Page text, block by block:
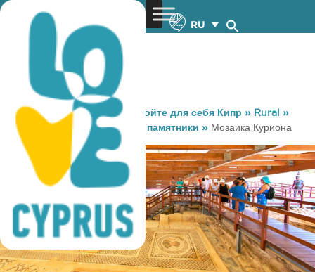
RU
You are here: Home »Откройте для себя Кипр » Rural »
Достопримечательности и памятники » Мозаика Куриона